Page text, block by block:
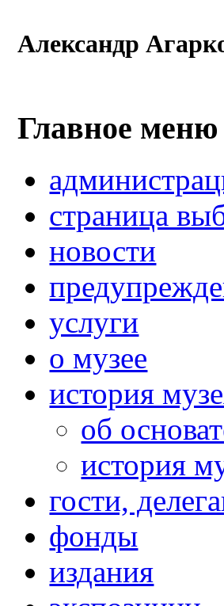
Александр
Главное меню
страница
новости
услуги
о музее
история
об
история
гости,
фонды
издания